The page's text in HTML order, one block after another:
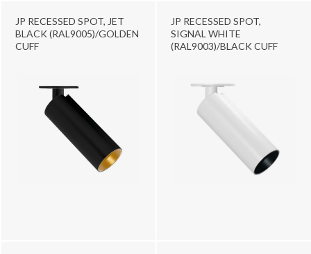
JP RECESSED SPOT, JET
BLACK (RAL9005)/GOLDEN
CUFF
JP RECESSED SPOT,
SIGNAL WHITE
(RAL9003)/BLACK CUFF